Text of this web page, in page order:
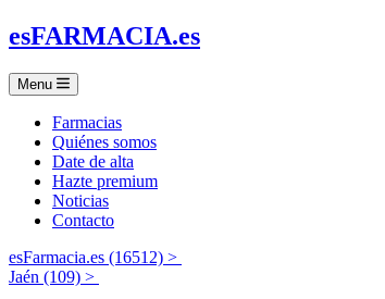
esFARMACIA.es
Menu
Farmacias
Quiénes somos
Date de alta
Hazte premium
Noticias
Contacto
esFarmacia.es (16512) >
Jaén (109) >